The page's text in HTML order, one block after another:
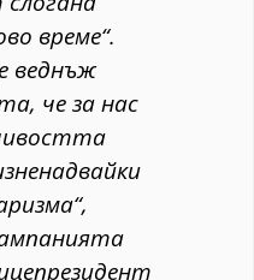
време“.
веднъж
че за нас